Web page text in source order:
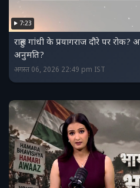
7:23
राहुल गांधी के प्रयागराज दौरे पर रोक?
अनुमति?
अगस्त 06, 2026 22:49 pm IST